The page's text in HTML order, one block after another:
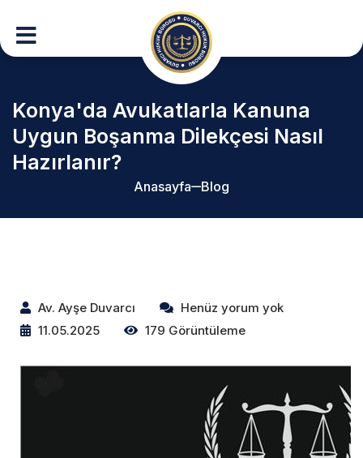
Konya'da Avukatlarla Kanuna
Uygun Boşanma Dilekçesi Nasıl
Hazırlanır?
Anasayfa Blog
Av. Ayşe Duvarcı
Henüz yorum yok
11.05.2025
179 Görüntüleme